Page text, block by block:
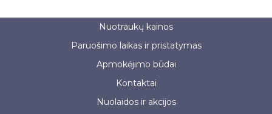
Nuotraukų kainos
Paruošimo laikas ir pristatymas
Apmokėjimo būdai
Kontaktai
Nuolaidos ir akcijos